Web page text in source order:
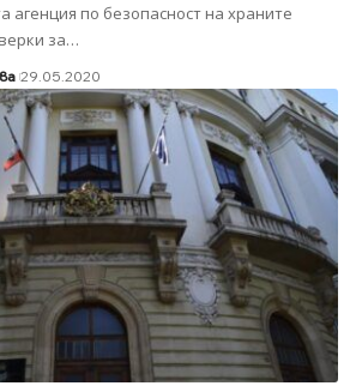
агенция по безопасност на храните
за…
29.05.2020